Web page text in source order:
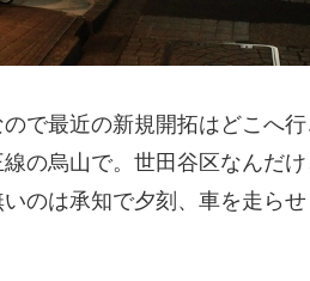
で最近の新規開拓はどこへ行
の烏山で。世田谷区なんだ
のは承知で夕刻、車を走らせ